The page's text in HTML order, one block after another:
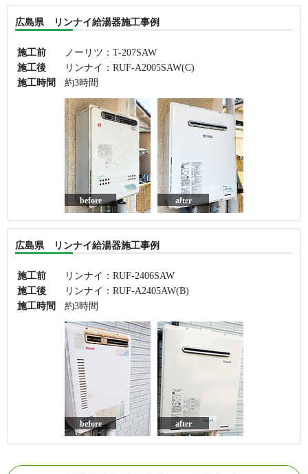
広島県 リンナイ給湯器施工事例
施工前
ノーリツ：T-207SAW
施工後
リンナイ：RUF-A2005SAW(C)
施工時間
約3時間
before after
広島県 リンナイ給湯器施工事例
施工前
リンナイ：RUF-2406SAW
施工後
リンナイ：RUF-A2405AW(B)
施工時間
約3時間
before after